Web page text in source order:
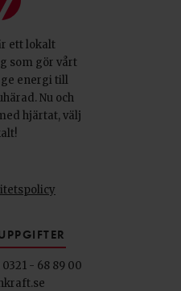
ett lokalt
som gör vårt
energi till
Nu och
hjärtat, välj
0321 - 68 89 00